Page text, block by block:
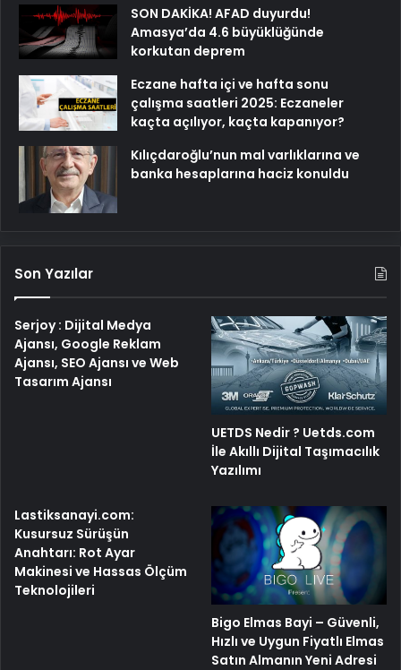
SON DAKİKA! AFAD duyurdu!
Amasya’da 4.6 büyüklüğünde
korkutan deprem
Eczane hafta içi ve hafta sonu
çalışma saatleri 2025: Eczaneler
kaçta açılıyor, kaçta kapanıyor?
Kılıçdaroğlu’nun mal varlıklarına ve
banka hesaplarına haciz konuldu
Son Yazılar
Serjoy : Dijital Medya
Ajansı, Google Reklam
Ajansı, SEO Ajansı ve Web
Tasarım Ajansı
UETDS Nedir ? Uetds.com
İle Akıllı Dijital Taşımacılık
Yazılımı
Lastiksanayi.com:
Kusursuz Sürüşün
Anahtarı: Rot Ayar
Makinesi ve Hassas Ölçüm
Teknolojileri
Bigo Elmas Bayi – Güvenli,
Hızlı ve Uygun Fiyatlı Elmas
Satın Almanın Yeni Adresi